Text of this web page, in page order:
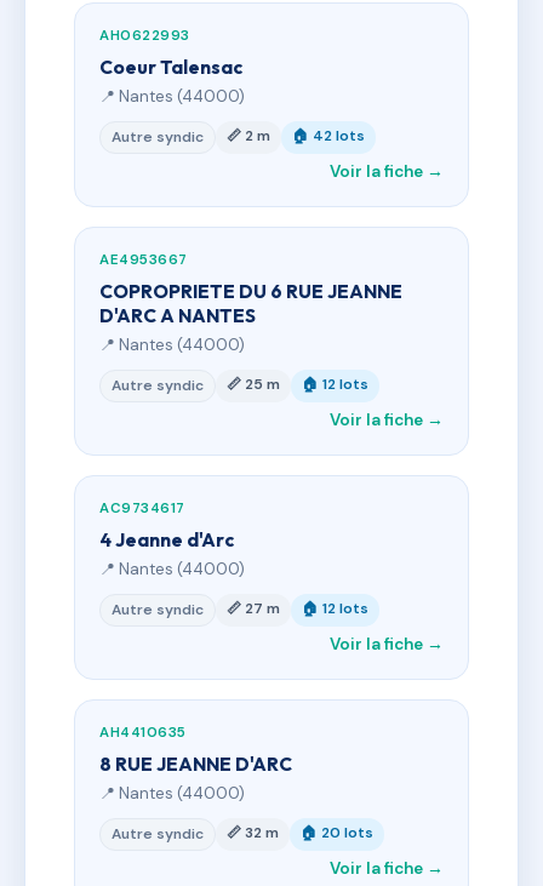
AH0622993
Coeur Talensac
📍 Nantes (44000)
Autre syndic 📏 2 m 🏠 42 lots
Voir la fiche →
AE4953667
COPROPRIETE DU 6 RUE JEANNE
D'ARC A NANTES
📍 Nantes (44000)
Autre syndic 📏 25 m 🏠 12 lots
Voir la fiche →
AC9734617
4 Jeanne d'Arc
📍 Nantes (44000)
Autre syndic 📏 27 m 🏠 12 lots
Voir la fiche →
AH4410635
8 RUE JEANNE D'ARC
📍 Nantes (44000)
Autre syndic 📏 32 m 🏠 20 lots
Voir la fiche →